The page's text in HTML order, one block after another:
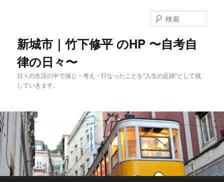
動
新城市｜竹下修平 のHP 〜自考自
律の日々〜
日々の生活の中で感じ・考え・行なったことを"人生の足跡"として残
していきます。
索